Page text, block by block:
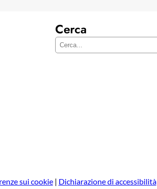
Cerca
C
sui cookie| Dichiarazione di accessibilità